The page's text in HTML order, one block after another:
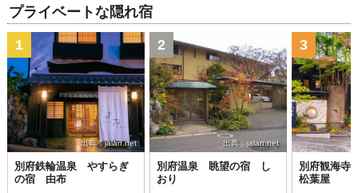
プライベートな隠れ宿
出典：jalan.net
1
別府鉄輪温泉 やすらぎ
の宿 由布
出典：jalan.net
2
別府温泉 眺望の宿 し
おり
3
別府観海
松葉屋